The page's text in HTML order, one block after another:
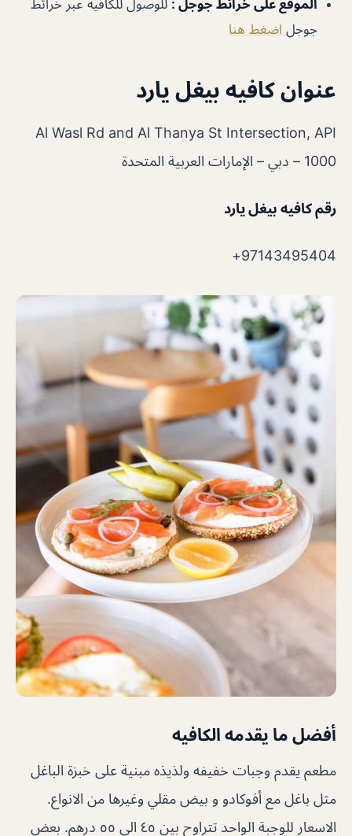
الموقع على خرائط جوجل : للوصول للكافيه عبر خرائط
جوجل اضغط هنا
عنوان كافيه بيغل يارد
Al Wasl Rd and Al Thanya St Intersection, API
1000 – دبي – الإمارات العربية المتحدة
رقم كافيه بيغل يارد
97143495404+
أفضل ما يقدمه الكافيه
مطعم يقدم وجبات خفيفه ولذيذه مبنية على خبزة الباغل
مثل باغل مع أفوكادو و بيض مقلي وغيرها من الانواع.
الاسعار للوجبة الواحد تتراوح بين ٤٥ الى ٥٥ درهم. بعض